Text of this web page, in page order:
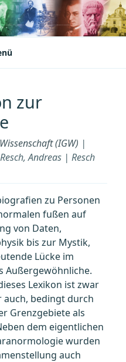
zur
(IGW) |
Andreas | Resch
zu Personen
fußen auf
von Daten,
bis zur Mystik,
Lücke im
Außergewöhnliche.
Lexikon ist zwar
auch, bedingt durch
Grenzgebiete als
dem eigentlichen
wurden
auch